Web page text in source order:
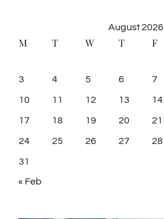
August 2026
M T W T F
3 4 5 6 7
10 11 12 13 14
17 18 19 20 21
24 25 26 27 28
31
« Feb